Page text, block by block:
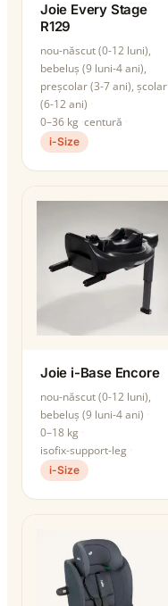
Joie Every Stage
R129
nou-născut (0-12 luni),
bebeluș (9 luni-4 ani),
preșcolar (3-7 ani), școlar
(6-12 ani)
0–36 kg centură
i-Size
Joie i-Base Encore
nou-născut (0-12 luni),
bebeluș (9 luni-4 ani)
0–18 kg
isofix-support-leg
i-Size